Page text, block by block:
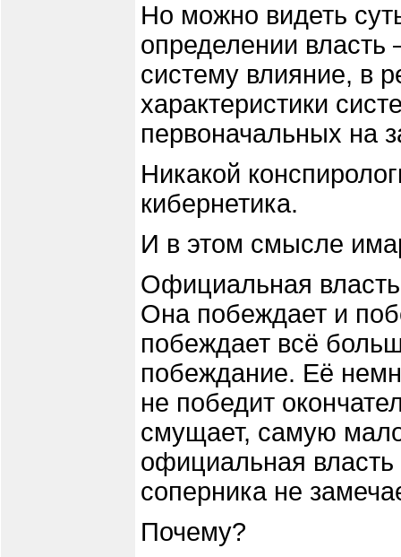
Но можно видеть
определении власть
систему влияние, в
характеристики
первоначальных на
Никакой
кибернетика.
И в этом смысле
Официальная
Она побеждает и
побеждает всё
побеждание. Её
не победит
смущает, самую
официальная власть
соперника не
Почему?